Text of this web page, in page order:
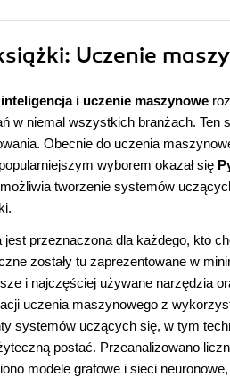
: Uczenie
i uczenie maszynowe
w niemal wszystkich branżach. Ten
Obecnie do uczenia
wyborem okazał się
tworzenie systemów
jest przeznaczona dla każdego, kto
zostały tu zaprezentowane w
i najczęściej używane narzędzia
uczenia maszynowego z
systemów uczących się, w tym
postać. Przeanalizowano
modele grafowe i sieci